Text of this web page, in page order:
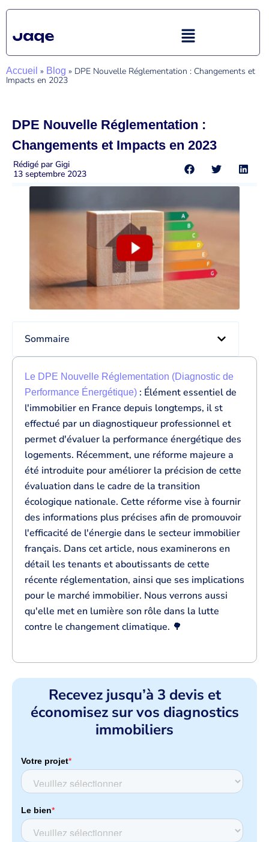
Accueil » Blog » DPE Nouvelle Réglementation : Changements et
Impacts en 2023
DPE Nouvelle Réglementation :
Changements et Impacts en 2023
Rédigé par Gigi
13 septembre 2023
Sommaire
Le DPE Nouvelle Réglementation (Diagnostic de
Performance Énergétique) : Élément essentiel de
l'immobilier en France depuis longtemps, il st
effectué par un diagnostiqueur professionnel et
permet d'évaluer la performance énergétique des
logements. Récemment, une réforme majeure a
été introduite pour améliorer la précision de cette
évaluation dans le cadre de la transition
écologique nationale. Cette réforme vise à fournir
des informations plus précises afin de promouvoir
l'efficacité de l'énergie dans le secteur immobilier
français. Dans cet article, nous examinerons en
détail les tenants et aboutissants de cette
récente réglementation, ainsi que ses implications
pour le marché immobilier. Nous verrons aussi
qu'elle met en lumière son rôle dans la lutte
contre le changement climatique. 🌳
Recevez jusqu’à 3 devis et
économisez sur vos diagnostics
immobiliers